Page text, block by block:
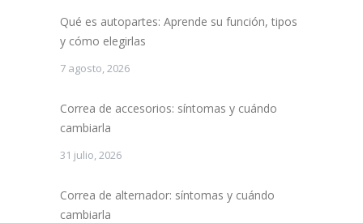
Qué es autopartes: Aprende su función, tipos
y cómo elegirlas
7 agosto, 2026
Correa de accesorios: síntomas y cuándo
cambiarla
31 julio, 2026
Correa de alternador: síntomas y cuándo
cambiarla